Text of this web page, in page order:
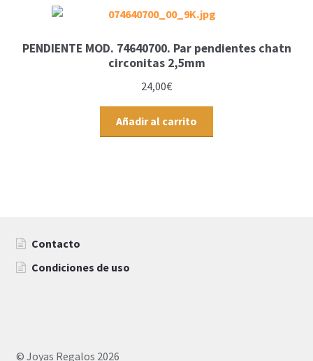
PENDIENTE MOD. 74640700. Par pendientes chatn
circonitas 2,5mm
24,00€
Añadir al carrito
Contacto
Condiciones de uso
© Joyas Regalos 2026